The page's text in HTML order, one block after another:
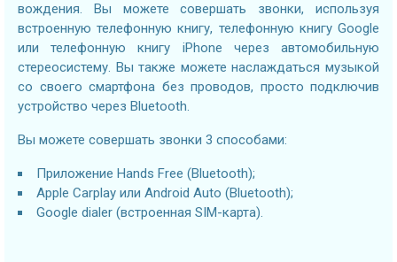
вождения. Вы можете совершать звонки, используя
встроенную телефонную книгу, телефонную книгу Google
или телефонную книгу iPhone через автомобильную
стереосистему. Вы также можете наслаждаться музыкой
со своего смартфона без проводов, просто подключив
устройство через Bluetooth.
Вы можете совершать звонки 3 способами:
Приложение Hands Free (Bluetooth);
Apple Carplay или Android Auto (Bluetooth);
Google dialer (встроенная SIM-карта).